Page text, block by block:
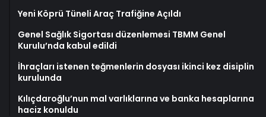
Yeni Köprü Tüneli Araç Trafiğine Açıldı
Genel Sağlık Sigortası düzenlemesi TBMM Genel
Kurulu’nda kabul edildi
İhraçları istenen teğmenlerin dosyası ikinci kez disiplin
kurulunda
Kılıçdaroğlu’nun mal varlıklarına ve banka hesaplarına
haciz konuldu